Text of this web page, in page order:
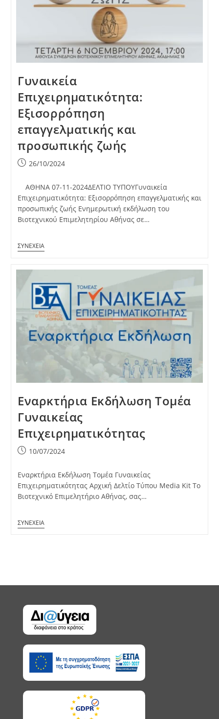
Γυναικεία
Επιχειρηματικότητα:
Εξισορρόπηση
επαγγελματικής και
προσωπικής ζωής
Post26/10/2024
ΑΘΗΝΑ 07-11-2024ΔΕΛΤΙΟ ΤΥΠΟΥΓυναικεία
Επιχειρηματικότητα: Εξισορρόπηση επαγγελματικής και
προσωπικής ζωής Ενημερωτική εκδήλωση του
Βιοτεχνικού Επιμελητηρίου Αθήνας σε…
Εναρκτήρια Εκδήλωση Τομέα
Γυναικείας
Επιχειρηματικότητας
Post10/07/2024
Εναρκτήρια Εκδήλωση Τομέα Γυναικείας
Επιχειρηματικότητας Αρχική Δελτίο Τύπου Media Kit Το
Βιοτεχνικό Επιμελητήριο Αθήνας, σας…